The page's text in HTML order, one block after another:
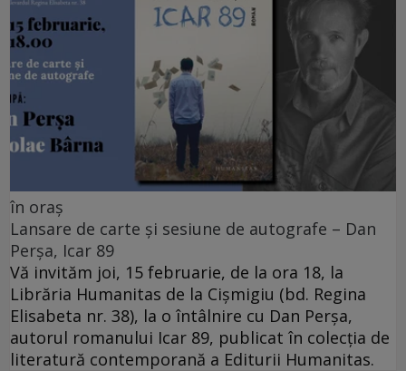
în oraș
Lansare de carte și sesiune de autografe – Dan
Perșa, Icar 89
Vă invităm joi, 15 februarie, de la ora 18, la
Librăria Humanitas de la Cişmigiu (bd. Regina
Elisabeta nr. 38), la o întâlnire cu Dan Perșa,
autorul romanului Icar 89, publicat în colecția de
literatură contemporană a Editurii Humanitas.